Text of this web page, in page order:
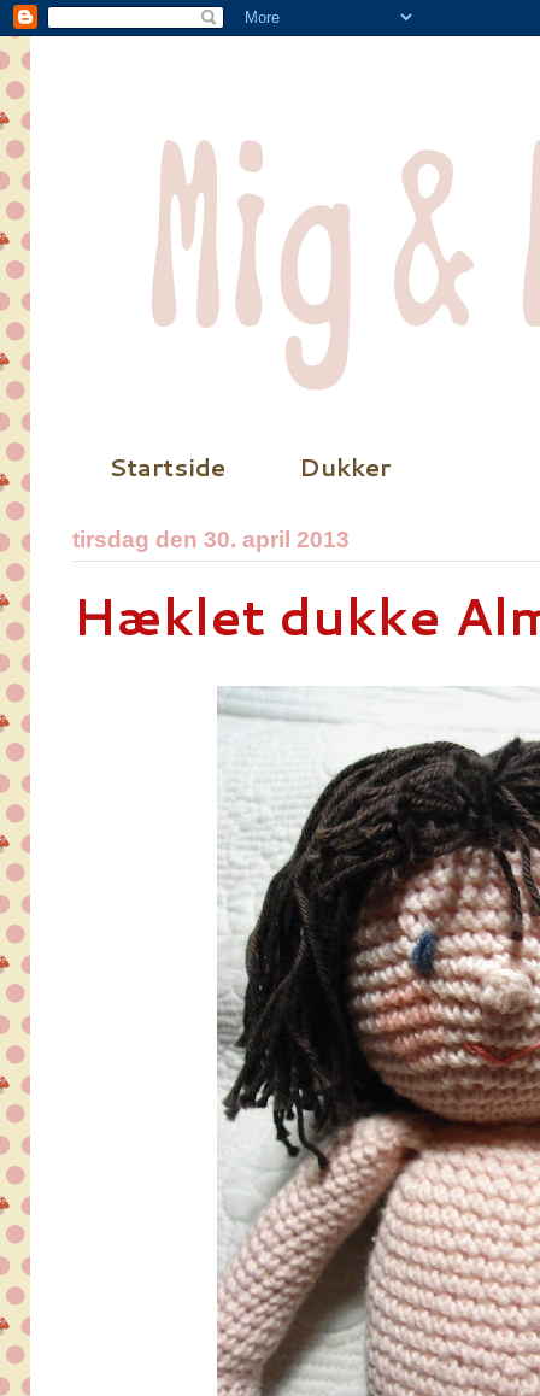
Startside Dukker
tirsdag den 30. april 2013
Hæklet dukke